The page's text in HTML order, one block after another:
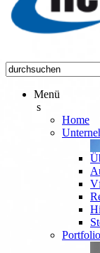
Menü
s
Home
Portfolio